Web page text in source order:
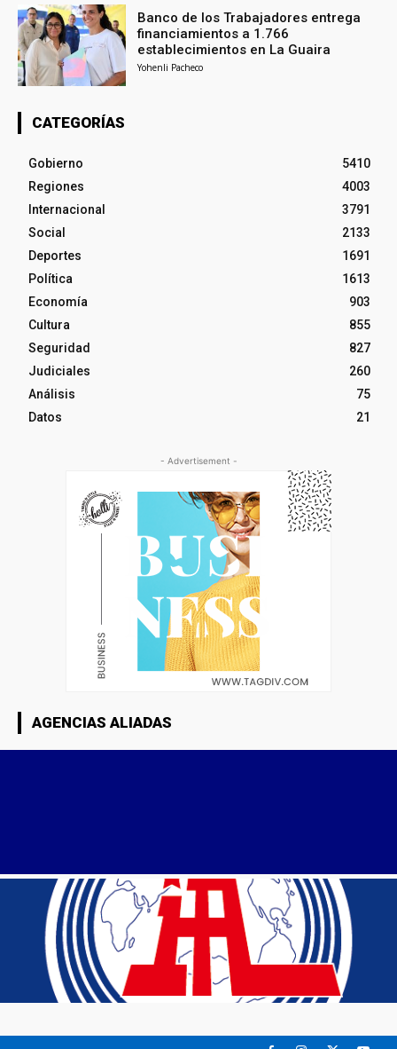
Banco de los Trabajadores entrega
financiamientos a 1.766
establecimientos en La Guaira
Yohenli Pacheco
CATEGORÍAS
Gobierno
5410
Regiones
4003
Internacional
3791
Social
2133
Deportes
1691
Política
1613
Economía
903
Cultura
855
Seguridad
827
Judiciales
260
Análisis
75
Datos
21
- Advertisement -
AGENCIAS ALIADAS